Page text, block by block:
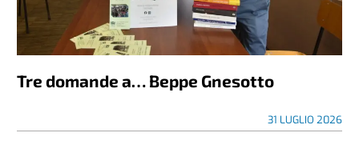
Tre domande a… Beppe Gnesotto
31 LUGLIO 2026